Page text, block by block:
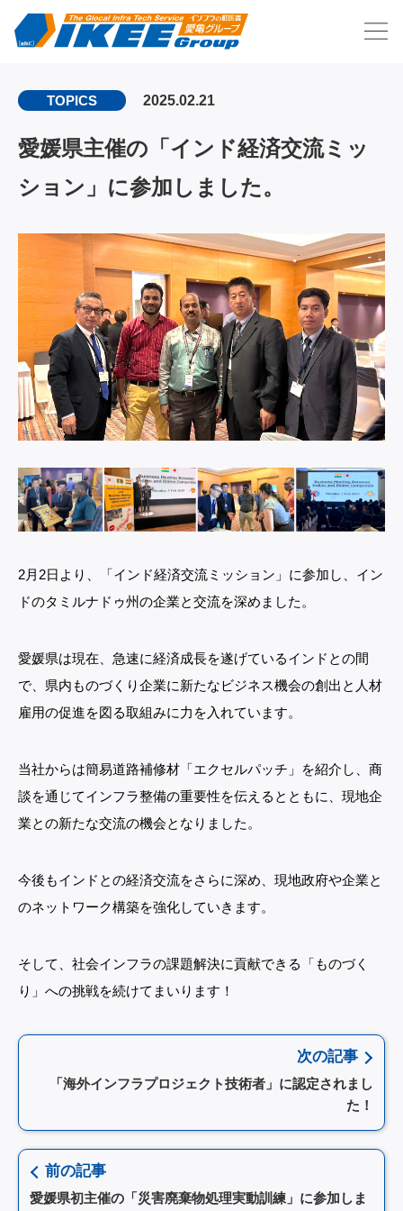
TOPICS 2025.02.21
愛媛県主催の「インド経済交流ミッ
ション」に参加しました。
2月2日より、「インド経済交流ミッション」に参加し、イン
ドのタミルナドゥ州の企業と交流を深めました。
愛媛県は現在、急速に経済成長を遂げているインドとの間
で、県内ものづくり企業に新たなビジネス機会の創出と人材
雇用の促進を図る取組みに力を入れています。
当社からは簡易道路補修材「エクセルパッチ」を紹介し、商
談を通じてインフラ整備の重要性を伝えるとともに、現地企
業との新たな交流の機会となりました。
今後もインドとの経済交流をさらに深め、現地政府や企業と
のネットワーク構築を強化していきます。
そして、社会インフラの課題解決に貢献できる「ものづく
り」への挑戦を続けてまいります！
次の記事
「海外インフラプロジェクト技術者」に認定されまし
た！
前の記事
愛媛県初主催の「災害廃棄物処理実動訓練」に参加しま